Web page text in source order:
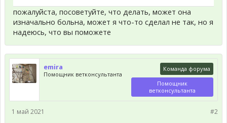
пожалуйста, посоветуйте, что делать, может она
изначально больна, может я что-то сделал не так, но я
надеюсь, что вы поможете
emira
Помощник ветконсультанта
Команда форума
Помощник
ветконсультанта
#2
1 май 2021